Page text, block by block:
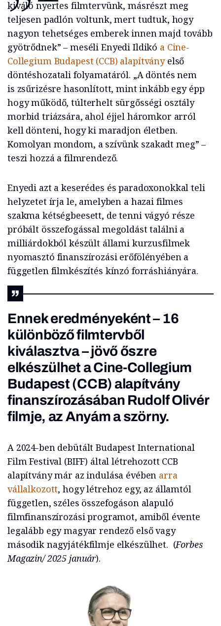
kiváló nyertes filmtervünk, másrészt meg
teljesen padlón voltunk, mert tudtuk, hogy
nagyon tehetséges emberek innen majd tovább
gyötrődnek” – meséli Enyedi Ildikó a Cine-
Collegium Budapest (CCB) alapítványelső
döntéshozatali folyamatáról. „A döntés nem
is zsűrizésre hasonlított, mint inkább egy épp
hogy működő, túlterhelt sürgősségi osztály
morbid triázsára, ahol éjjel háromkor arról
kell dönteni, hogy ki maradjon életben.
Komolyan mondom, a szívünk szakadt meg” –
teszi hozzá a filmrendező.
Enyedi azt a keserédes és paradoxonokkal teli
helyzetet írja le, amelyben a hazai filmes
szakma kétségbeesett, de tenni vágyó része
próbált összefogással megoldást találni a
milliárdokból készült állami kurzusfilmek
nyomasztó finanszírozási erőfölényében a
független filmkészítés kínzó forráshiányára.
Ennek eredményeként – 16
különböző filmtervből
kiválasztva – jövő őszre
elkészülhet a Cine-Collegium
Budapest (CCB) alapítvány
finanszírozásában Rudolf Olivér
filmje, azAnyám a szörny.
A 2024-ben debütált Budapest International
Film Festival (BIFF) által létrehozott CCB
alapítvány már az indulása évében arra
vállalkozott, hogy létrehoz egy, az államtól
független, széles összefogáson alapuló
filmfinanszírozási programot, amiből évente
legalább egy magyar rendező első vagy
második nagyjátékfilmje elkészülhet. (Forbes
Magazin/ 2025 január).